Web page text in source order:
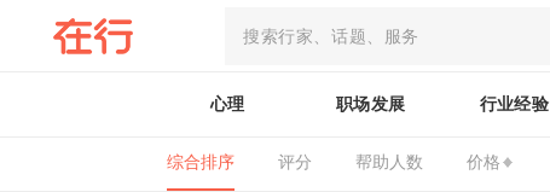
心理 职场发展 行业经验
综合排序 评分 帮助人数 价格